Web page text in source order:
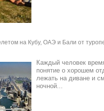
на Кубу, ОАЭ и Бали от
Каждый человек
понятие о хорошем
лежать на диване и
ночной...